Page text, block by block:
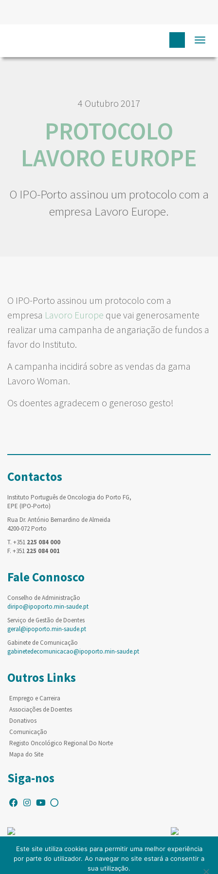
4 Outubro 2017
PROTOCOLO
LAVORO EUROPE
O IPO-Porto assinou um protocolo com a
empresa Lavoro Europe.
O IPO-Porto assinou um protocolo com a
empresa Lavoro Europe que vai generosamente
realizar uma campanha de angariação de fundos a
favor do Instituto.
A campanha incidirá sobre as vendas da gama
Lavoro Woman.
Os doentes agradecem o generoso gesto!
Contactos
Instituto Português de Oncologia do Porto FG,
EPE (IPO-Porto)
Rua Dr. António Bernardino de Almeida
4200-072 Porto
T. +351 225 084 000
F. +351 225 084 001
Fale Connosco
Conselho de Administração
diripo@ipoporto.min-saude.pt
Serviço de Gestão de Doentes
geral@ipoporto.min-saude.pt
Gabinete de Comunicação
gabinetedecomunicacao@ipoporto.min-saude.pt
Outros Links
Emprego e Carreira
Associações de Doentes
Donativos
Comunicação
Registo Oncológico Regional Do Norte
Mapa do Site
Siga-nos
© Copyright IPO-PORTO. Todos os direitos reservados.
Este site utiliza cookies para permitir uma melhor experiência
por parte do utilizador. Ao navegar no site estará a consentir a
sua utilização.